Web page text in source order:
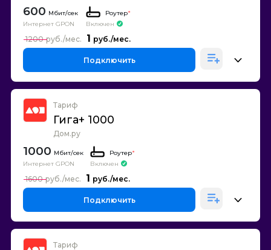
600
Интернет GPON
Роутер*
Включен
1
1200
Подключить
Тариф
Гига+ 1000
Дом.ру
1000
Интернет GPON
Роутер*
Включен
1
1600
Подключить
Тариф